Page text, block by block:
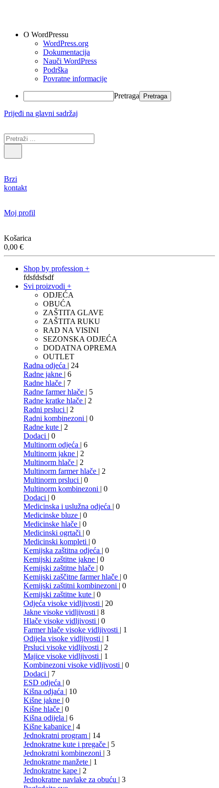
O WordPressu
WordPress.org
Dokumentacija
Nauči WordPress
Podrška
Povratne informacije
Pretraga
Prijeđi na glavni sadržaj
Brzi
kontakt
Moj profil
Košarica
0,00 €
Shop by profession +
fdsfdsfsdf
Svi proizvodi +
ODJEĆA
OBUĆA
ZAŠTITA GLAVE
ZAŠTITA RUKU
RAD NA VISINI
SEZONSKA ODJEĆA
DODATNA OPREMA
OUTLET
Radna odjeća | 24
Radne jakne | 6
Radne hlače | 7
Radne farmer hlače | 5
Radne kratke hlače | 2
Radni prsluci | 2
Radni kombinezoni | 0
Radne kute | 2
Dodaci | 0
Multinorm odjeća | 6
Multinorm jakne | 2
Multinorm hlače | 2
Multinorm farmer hlače | 2
Multinorm prsluci | 0
Multinorm kombinezoni | 0
Dodaci | 0
Medicinska i uslužna odjeća | 0
Medicinske bluze | 0
Medicinske hlače | 0
Medicinski ogrtači | 0
Medicinski kompleti | 0
Kemijska zaštitna odjeća | 0
Kemijski zaštitne jakne | 0
Kemijski zaštitne hlače | 0
Kemijski zaščitne farmer hlače | 0
Kemijski zaštitni kombinezoni | 0
Kemijski zaštitne kute | 0
Odjeća visoke vidljivosti | 20
Jakne visoke vidljivosti | 8
Hlače visoke vidljivosti | 0
Farmer hlače visoke vidljivosti | 1
Odijela visoke vidljivosti | 1
Prsluci visoke vidljivosti | 2
Majice visoke vidljivosti | 1
Kombinezoni visoke vidljivosti | 0
Dodaci | 7
ESD odjeća | 0
Kišna odjaća | 10
Kišne jakne | 0
Kišne hlače | 0
Kišna odijela | 6
Kišne kabanice | 4
Jednokratni program | 14
Jednokratne kute i pregače | 5
Jednokratni kombinezoni | 3
Jednokratne manžete | 1
Jednokratne kape | 2
Jednokratne navlake za obuću | 3